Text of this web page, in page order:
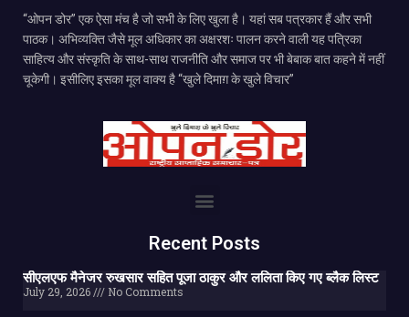
“ओपन डोर” एक ऐसा मंच है जो सभी के लिए खुला है। यहां सब पत्रकार हैं और सभी
पाठक। अभिव्यक्ति जैसे मूल अधिकार का अक्षरशः पालन करने वाली यह पत्रिका
साहित्य और संस्कृति के साथ-साथ राजनीति और समाज पर भी बेबाक बात कहने में नहीं
चूकेगी। इसीलिए इसका मूल वाक्य है “खुले दिमाग़ के खुले विचार”
Recent Posts
सीएलएफ मैनेजर रुखसार सहित पूजा ठाकुर और ललिता किए गए ब्लैक लिस्ट
July 29, 2026 No Comments